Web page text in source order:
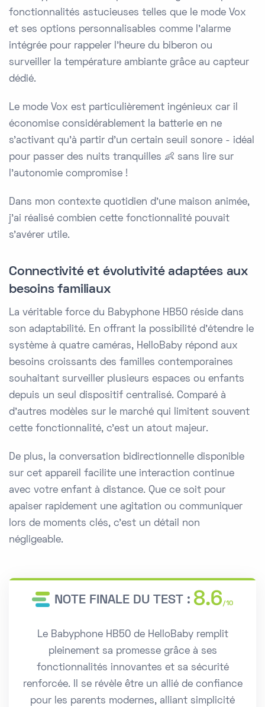
fonctionnalités astucieuses telles que le mode Vox
et ses options personnalisables comme l'alarme
intégrée pour rappeler l'heure du biberon ou
surveiller la température ambiante grâce au capteur
dédié.
Le mode Vox est particulièrement ingénieux car il
économise considérablement la batterie en ne
s'activant qu'à partir d'un certain seuil sonore - idéal
pour passer des nuits tranquilles 👶 sans lire sur
l'autonomie compromise !
Dans mon contexte quotidien d'une maison animée,
j'ai réalisé combien cette fonctionnalité pouvait
s'avérer utile.
Connectivité et évolutivité adaptées aux
besoins familiaux
La véritable force du Babyphone HB50 réside dans
son adaptabilité. En offrant la possibilité d'étendre le
système à quatre caméras, HelloBaby répond aux
besoins croissants des familles contemporaines
souhaitant surveiller plusieurs espaces ou enfants
depuis un seul dispositif centralisé. Comparé à
d'autres modèles sur le marché qui limitent souvent
cette fonctionnalité, c'est un atout majeur.
De plus, la conversation bidirectionnelle disponible
sur cet appareil facilite une interaction continue
avec votre enfant à distance. Que ce soit pour
apaiser rapidement une agitation ou communiquer
lors de moments clés, c'est un détail non
négligeable.
NOTE FINALE DU TEST : 8.6/10
Le Babyphone HB50 de HelloBaby remplit
pleinement sa promesse grâce à ses
fonctionnalités innovantes et sa sécurité
renforcée. Il se révèle être un allié de confiance
pour les parents modernes, alliant simplicité